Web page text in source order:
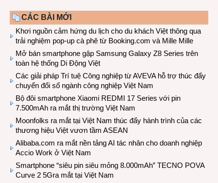
CÁC BÀI MỚI
Khơi nguồn cảm hứng du lịch cho du khách Việt thông qua
trải nghiệm pop-up cà phê từ Booking.com và Mille Mille
Mở bán smartphone gập Samsung Galaxy Z8 Series trên
toàn hệ thống Di Động Việt
Các giải pháp Trí tuệ Công nghiệp từ AVEVA hỗ trợ thúc đẩy
chuyển đổi số ngành công nghiệp Việt Nam
Bộ đôi smartphone Xiaomi REDMI 17 Series với pin
7.500mAh ra mắt thị trường Việt Nam
Moonfolks ra mắt tại Việt Nam thúc đẩy hành trình của các
thương hiệu Việt vươn tầm ASEAN
Alibaba.com ra mắt nền tảng AI tác nhân cho doanh nghiệp
Accio Work ở Việt Nam
Smartphone “siêu pin siêu mỏng 8.000mAh” TECNO POVA
Curve 2 5Gra mắt tại Việt Nam